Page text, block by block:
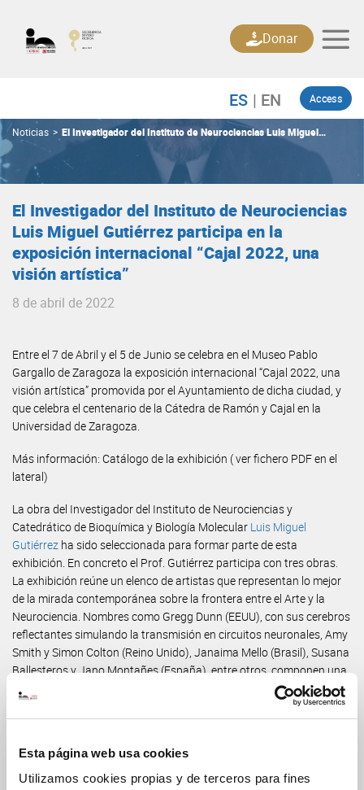
Esta página web usa cookies
Utilizamos cookies propias y de terceros para fines
content
Access
Donar
Noticias > El Investigador del Instituto de Neurociencias Luis Miguel
Gutiérrez participa en la exposición internacional “Cajal 2022, una
visión artística”
El Investigador del Instituto de Neurociencias
Luis Miguel Gutiérrez participa en la
exposición internacional “Cajal 2022, una
visión artística”
8 de abril de 2022
Entre el 7 de Abril y el 5 de Junio se celebra en el Museo Pablo
Gargallo de Zaragoza la exposición internacional “Cajal 2022, una
visión artística” promovida por el Ayuntamiento de dicha ciudad, y
que celebra el centenario de la Cátedra de Ramón y Cajal en la
Universidad de Zaragoza.
Más información: Catálogo de la exhibición ( ver fichero PDF en el
lateral)
La obra del Investigador del Instituto de Neurociencias y
Catedrático de Bioquímica y Biología Molecular Luis Miguel
Gutiérrez ha sido seleccionada para formar parte de esta
exhibición. En concreto el Prof. Gutiérrez participa con tres obras.
La exhibición reúne un elenco de artistas que representan lo mejor
de la mirada contemporánea sobre la frontera entre el Arte y la
Neurociencia. Nombres como Gregg Dunn (EEUU), con sus cerebros
reflectantes simulando la transmisión en circuitos neuronales, Amy
Smith y Simon Colton (Reino Unido), Janaima Mello (Brasil), Susana
Ballesteros y Jano Montañes (España), entre otros, componen una
exposición impactante para celebrar dicha efeméride.